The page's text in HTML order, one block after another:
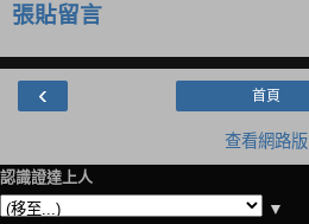
張貼留言
‹ 首頁
查看網路版
認識證達上人
▼